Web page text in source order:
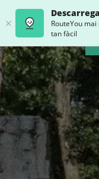
RouteYou
tan fàcil